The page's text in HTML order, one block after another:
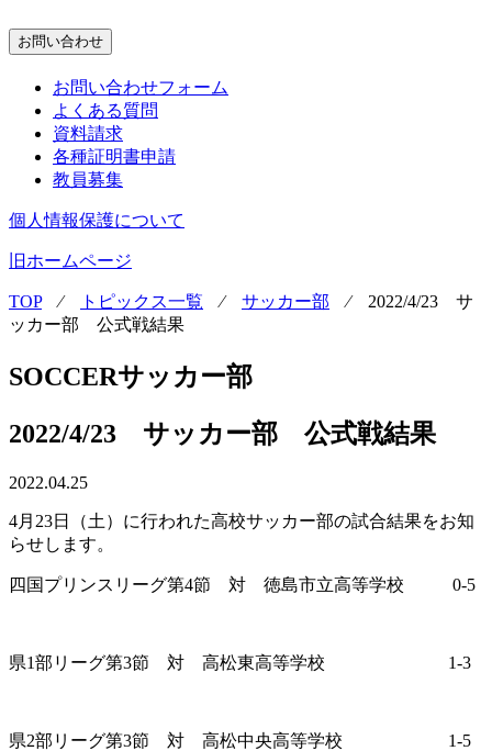
お問い合わせ
お問い合わせフォーム
よくある質問
資料請求
各種証明書申請
教員募集
個人情報保護について
旧ホームページ
TOP⁄ トピックス一覧 ⁄ サッカー部 ⁄ 2022/4/23 サ
ッカー部 公式戦結果
SOCCERサッカー部
2022/4/23 サッカー部 公式戦結果
2022.04.25
4月23日（土）に行われた高校サッカー部の試合結果をお知
らせします。
四国プリンスリーグ第4節 対 徳島市立高等学校 0-5
県1部リーグ第3節 対 高松東高等学校 1-3
県2部リーグ第3節 対 高松中央高等学校 1-5